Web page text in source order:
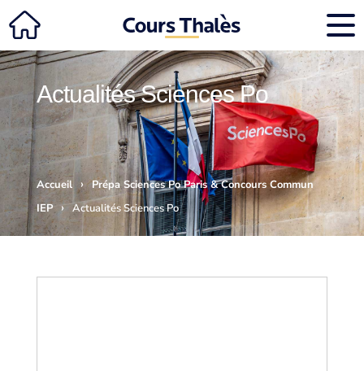
Actualités Sciences Po
Accueil › Prépa Sciences Po Paris & Concours Commun
IEP › Actualités Sciences Po